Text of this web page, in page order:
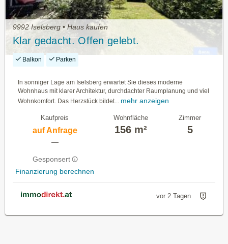
9992 Iselsberg • Haus kaufen
Klar gedacht. Offen gelebt.
Balkon Parken
In sonniger Lage am Iselsberg erwartet Sie dieses moderne
Wohnhaus mit klarer Architektur, durchdachter Raumplanung und viel
Wohnkomfort. Das Herzstück bildet...
mehr anzeigen
Kaufpreis
auf Anfrage
—
Gesponsert
Finanzierung berechnen
Wohnfläche
156 m²
Zimmer
5
vor 2 Tagen